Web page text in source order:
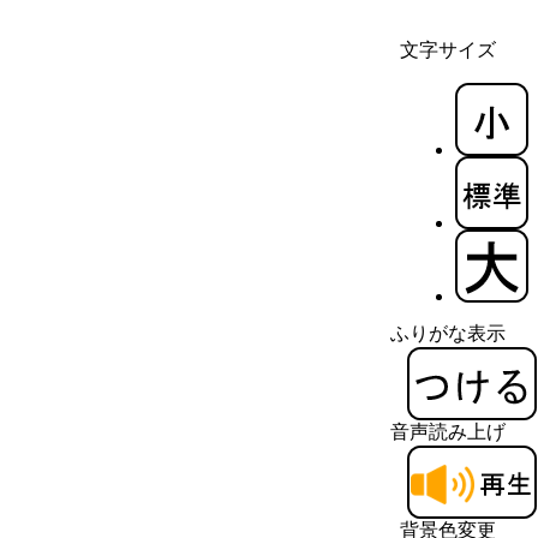
文字サイズ
ふりがな表示
音声読み上げ
背景色変更